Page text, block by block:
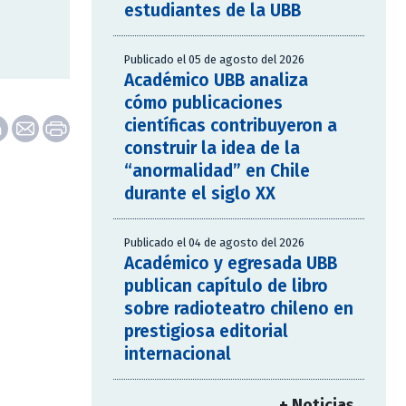
estudiantes de la UBB
Publicado el 05 de agosto del 2026
Académico UBB analiza
cómo publicaciones
científicas contribuyeron a
construir la idea de la
“anormalidad” en Chile
durante el siglo XX
Publicado el 04 de agosto del 2026
Académico y egresada UBB
publican capítulo de libro
sobre radioteatro chileno en
prestigiosa editorial
internacional